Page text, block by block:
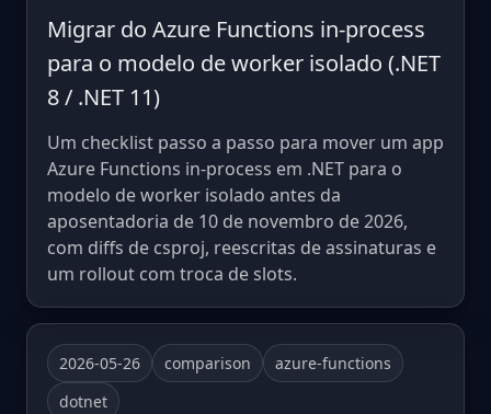
Migrar do Azure Functions in-process
para o modelo de worker isolado (.NET
8 / .NET 11)
Um checklist passo a passo para mover um app
Azure Functions in-process em .NET para o
modelo de worker isolado antes da
aposentadoria de 10 de novembro de 2026,
com diffs de csproj, reescritas de assinaturas e
um rollout com troca de slots.
2026-05-26 comparison
azure-functions
dotnet